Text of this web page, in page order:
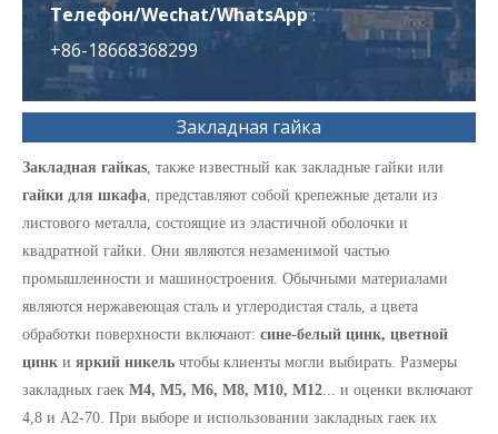
Телефон/Wechat/WhatsApp :
+86-18668368299
Закладная гайка
Закладная гайкаs, также известный как закладные гайки или
гайки для шкафа, представляют собой крепежные детали из
листового металла, состоящие из эластичной оболочки и
квадратной гайки. Они являются незаменимой частью
промышленности и машиностроения. Обычными материалами
являются нержавеющая сталь и углеродистая сталь, а цвета
обработки поверхности включают: сине-белый цинк, цветной
цинк и яркий никель чтобы клиенты могли выбирать. Размеры
закладных гаек М4, М5, М6, М8, М10, М12... и оценки включают
4,8 и А2-70. При выборе и использовании закладных гаек их